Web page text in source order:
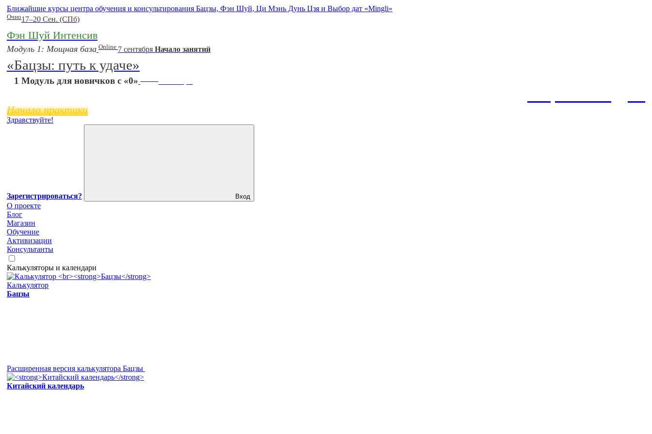
Ближайшие курсы центра обучения и консультирования Бацзы, Фэн Шуй, Ци Мэнь Дунь Цзя и Выбор дат «Mingli»
Очно17–20 Сен. (СПб)
Фэн Шуй Интенсив
Модуль 1: Мощная база Online 7 сентября Начало занятий
«Бацзы: путь к удаче»
1 Модуль для новичков с «0» 11 ноября
Начало практики
Здравствуйте!
Зарегистрироваться? Вход
О проекте
Блог
Магазин
Обучение
Активизации
Консультанты
Калькуляторы и календари
Калькулятор
Бацзы
Расширенная версия калькулятора Бацзы
Китайский календарь